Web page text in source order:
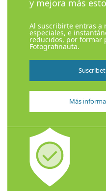
y mejora más
Al suscribirte entras a
especiales, e
reducidos, por formar
Fotografinauta.
Más